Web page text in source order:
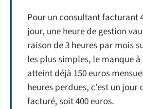
Pour un consultant facturant
jour, une heure de gestion
raison de 3 heures par mois
les plus simples, le manque
atteint déjà 150 euros
heures perdues, c’est un jour
facturé, soit 400 euros.